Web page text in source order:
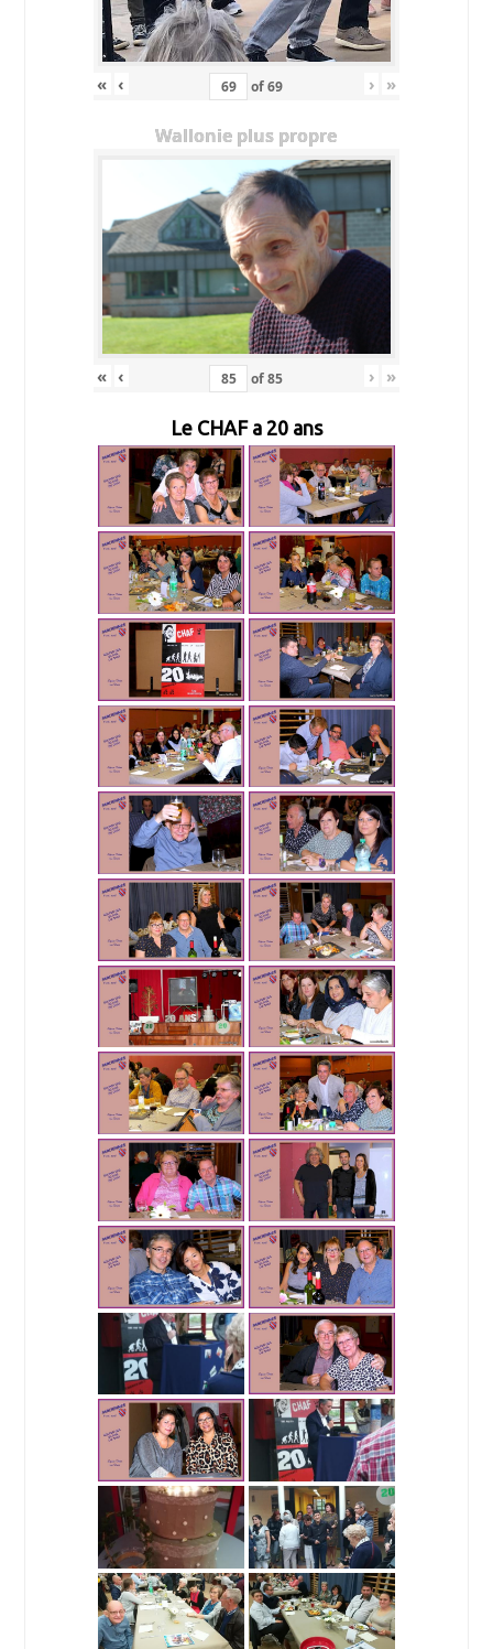
« ‹ of69 › »
Wallonie plus propre
« ‹ of85 › »
Le CHAF a 20 ans